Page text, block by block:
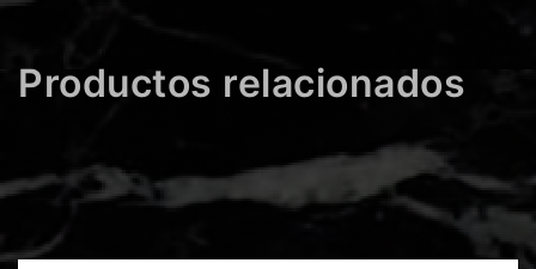
Productos relacionados